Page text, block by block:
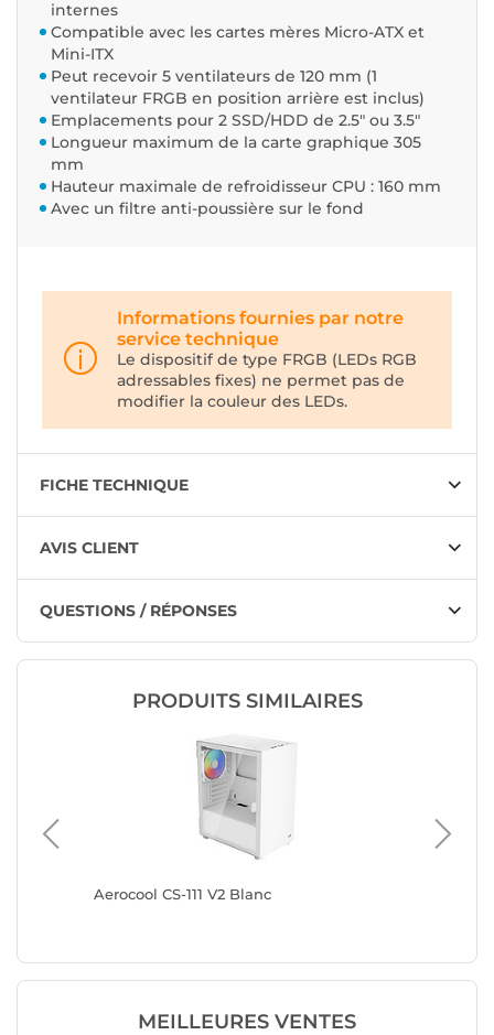
internes
Compatible avec les cartes mères Micro-ATX et
Mini-ITX
Peut recevoir 5 ventilateurs de 120 mm (1
ventilateur FRGB en position arrière est inclus)
Emplacements pour 2 SSD/HDD de 2.5" ou 3.5"
Longueur maximum de la carte graphique 305
mm
Hauteur maximale de refroidisseur CPU : 160 mm
Avec un filtre anti-poussière sur le fond
Informations fournies par notre
service technique
Le dispositif de type FRGB (LEDs RGB
adressables fixes) ne permet pas de
modifier la couleur des LEDs.
FICHE TECHNIQUE
AVIS CLIENT
QUESTIONS / RÉPONSES
PRODUITS SIMILAIRES
Aerocool CS-111 V2 Blanc
MEILLEURES VENTES